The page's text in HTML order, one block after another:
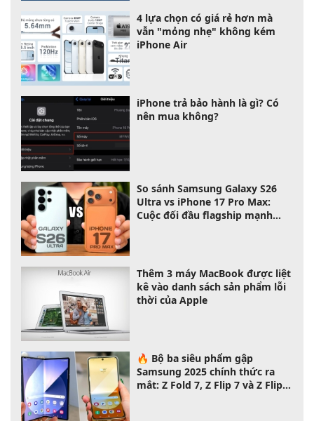
4 lựa chọn có giá rẻ hơn mà
vẫn "mỏng nhẹ" không kém
iPhone Air
iPhone trả bảo hành là gì? Có
nên mua không?
So sánh Samsung Galaxy S26
Ultra vs iPhone 17 Pro Max:
Cuộc đối đầu flagship mạnh
Thêm 3 máy MacBook được liệt
kê vào danh sách sản phẩm lỗi
thời của Apple
🔥 Bộ ba siêu phẩm gập
Samsung 2025 chính thức ra
mắt: Z Fold 7, Z Flip 7 và Z Flip 7